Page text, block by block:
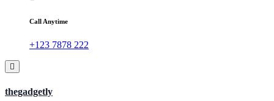
Call Anytime
+123 7878 222
thegadgetly